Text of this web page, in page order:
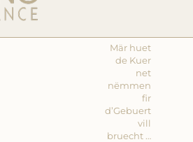
Mär huet
de Kuer
net
nëmmen
fir
d’Gebuert
vill
bruecht …